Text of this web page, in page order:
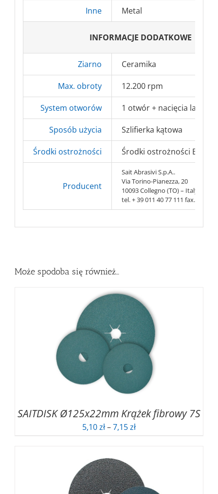
Inne Metal
INFORMACJE DODATKOWE
Ziarno Ceramika
Max. obroty 12.200 rpm
System otworów 1 otwór + nacięcia
Sposób użycia Szlifierka kątowa
Środki ostrożności Środki ostrożności BHP
Producent
Sait Abrasivi S.p.A..
Via Torino-Pianezza, 20
10093 Collegno (TO) – Italy
tel. + 39 011 40 77 111 fax. + 39
Może spodoba się również…
SAITDISK Ø125x22mm Krążek fibrowy 7S
5,10zł–7,15złZakres
do
7,15 zł